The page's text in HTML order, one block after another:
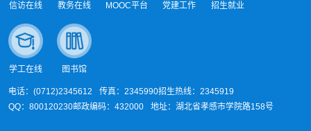
电话：(0712)2345612 传真：2345990招生热线：2345919
QQ：800120230邮政编码：432000 地址：湖北省孝感市学院路158号
信访在线 教务在线 MOOC平台 党建工作 招生就业
学工在线 图书馆